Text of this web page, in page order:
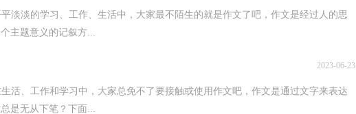
的学习、工作、生活中，大家最不陌生的就是作文了吧，作文是经过人的思
主题意义的记叙方...
2023-06-23
工作和学习中，大家总免不了要接触或使用作文吧，作文是通过文字来表达
是无从下笔？下面...